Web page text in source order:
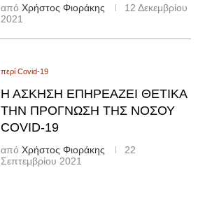
από Χρήστος Φιοράκης
12 Δεκεμβρίου
2021
περί Covid-19
Η ΆΣΚΗΣΗ ΕΠΗΡΕΆΖΕΙ ΘΕΤΙΚΆ
ΤΗΝ ΠΡΌΓΝΩΣΗ ΤΗΣ ΝΌΣΟΥ
COVID-19
από Χρήστος Φιοράκης
22
Σεπτεμβρίου 2021